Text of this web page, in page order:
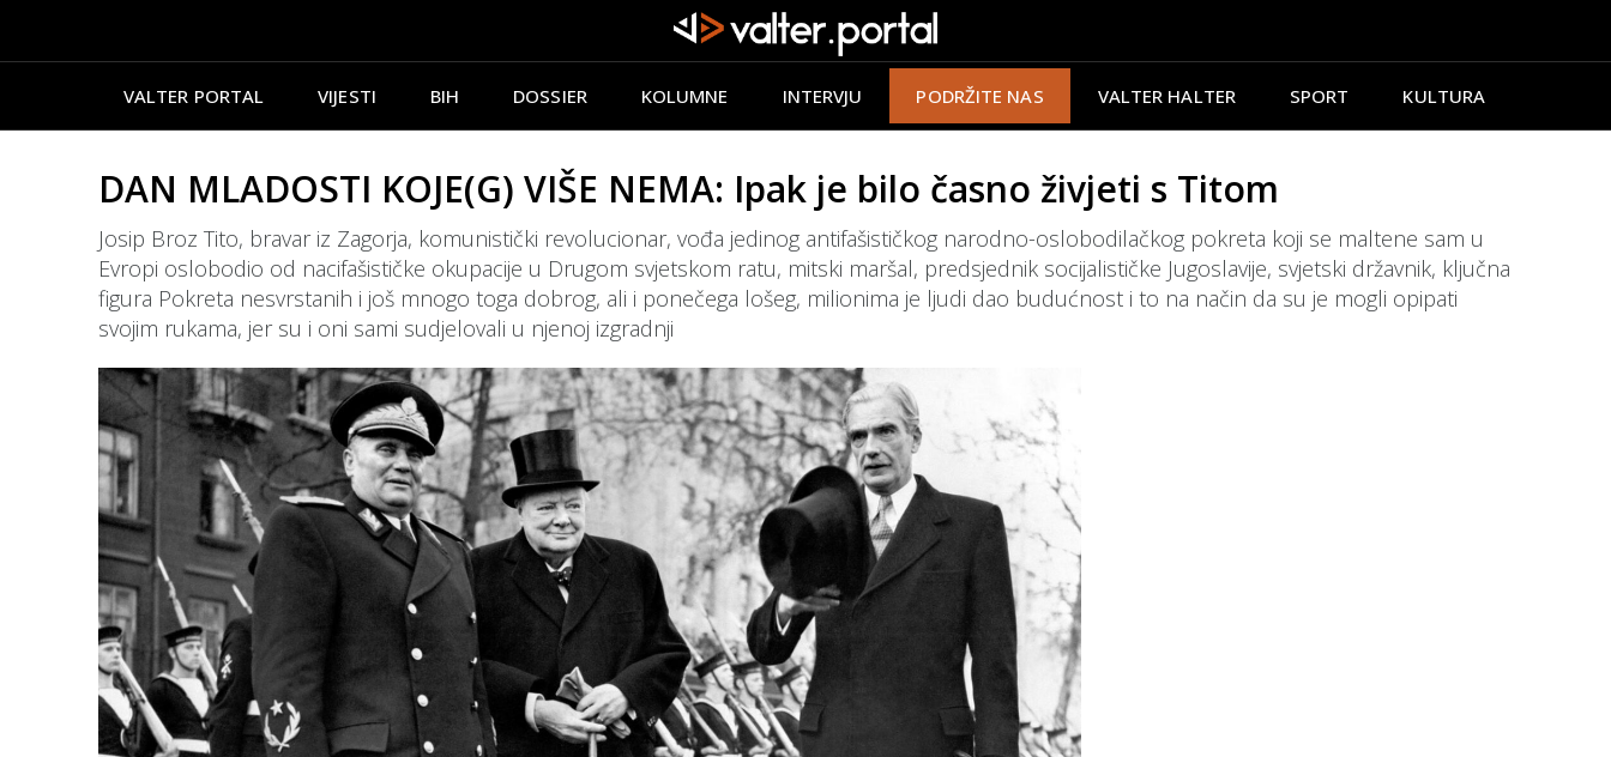
VALTER PORTAL VIJESTI BIH DOSSIER KOLUMNE INTERVJU PODRŽITE NAS VALTER HALTER SPORT KULTURA
DAN MLADOSTI KOJE(G) VIŠE NEMA: Ipak je bilo časno živjeti s Titom
Josip Broz Tito, bravar iz Zagorja, komunistički revolucionar, vođa jedinog antifašističkog narodno-oslobodilačkog pokreta koji se maltene sam u
Evropi oslobodio od nacifašističke okupacije u Drugom svjetskom ratu, mitski maršal, predsjednik socijalističke Jugoslavije, svjetski državnik, ključna
figura Pokreta nesvrstanih i još mnogo toga dobrog, ali i ponečega lošeg, milionima je ljudi dao budućnost i to na način da su je mogli opipati
svojim rukama, jer su i oni sami sudjelovali u njenoj izgradnji